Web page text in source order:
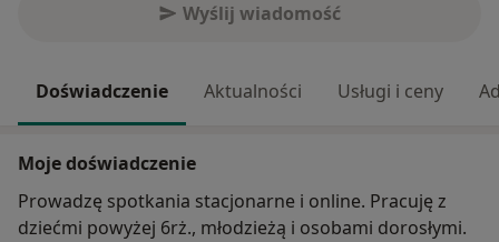
Wyślij wiadomość
Doświadczenie Aktualności Usługi i ceny
Moje doświadczenie
Prowadzę spotkania stacjonarne i online. Pracuję z
dziećmi powyżej 6rż., młodzieżą i osobami dorosłymi.